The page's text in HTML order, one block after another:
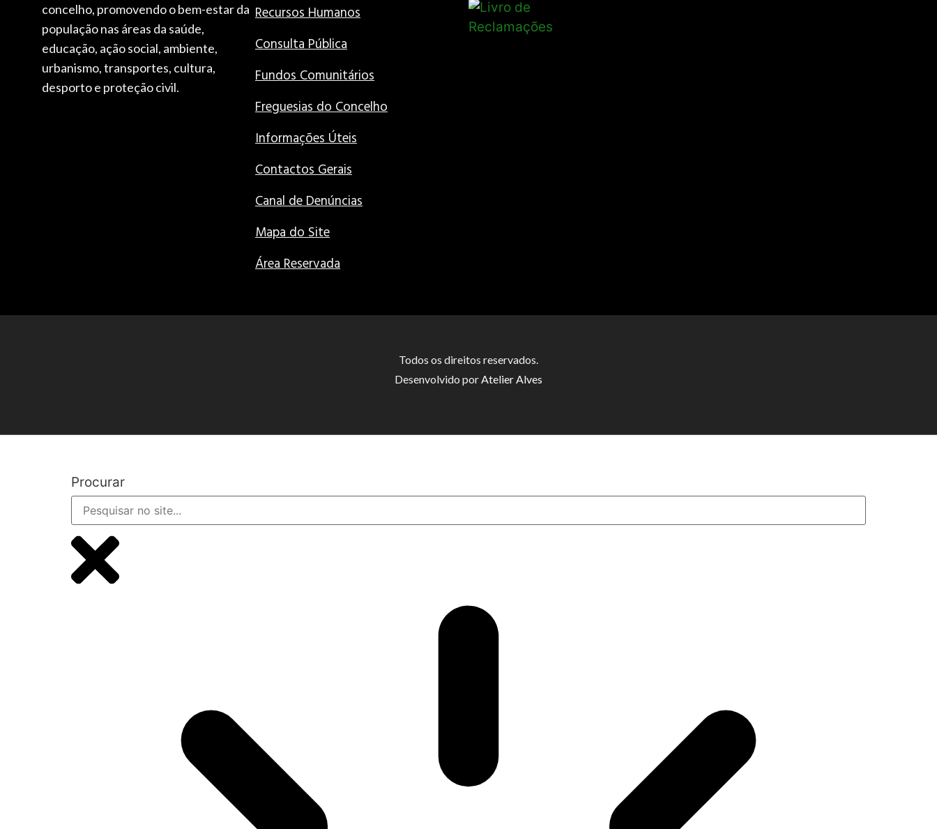
concelho, promovendo o bem-estar da
população nas áreas da saúde,
educação, ação social, ambiente,
urbanismo, transportes, cultura,
desporto e proteção civil.
Recursos Humanos
Consulta Pública
Fundos Comunitários
Freguesias do Concelho
Informações Úteis
Contactos Gerais
Canal de Denúncias
Mapa do Site
Área Reservada
Todos os direitos reservados.
Desenvolvido porAtelier Alves
Procurar